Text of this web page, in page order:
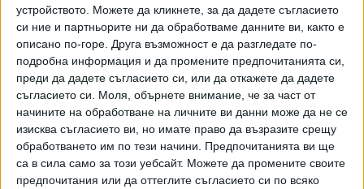
устройството. Можете да кликнете, за да дадете съгласието
си ние и партньорите ни да обработваме данните ви, както е
описано по-горе. Друга възможност е да разгледате по-
подробна информация и да промените предпочитанията си,
преди да дадете съгласието си, или да откажете да дадете
съгласието си.
Моля, обърнете внимание, че за част от
начините на обработване на личните ви данни може да не се
изисква съгласието ви, но имате право да възразите срещу
обработването им по тези начини. Предпочитанията ви ще
са в сила само за този уебсайт. Можете да промените своите
предпочитания или да оттеглите съгласието си по всяко
Както "Сега" вече писа председател на партията е
премиерът Румен Радев. Учредителното събрание е
избрало контролен съвет, чийто председател е
вътрешният министър Иван Демерджиев.
За изборите през април представителите на бившия
президент и настоящ премиер подадоха документи за
коалиция от партии, която се казва "Прогресивна
България" и включваше партиите "Политическо движение
Социалдемократи", "Социалдемократическа партия" и